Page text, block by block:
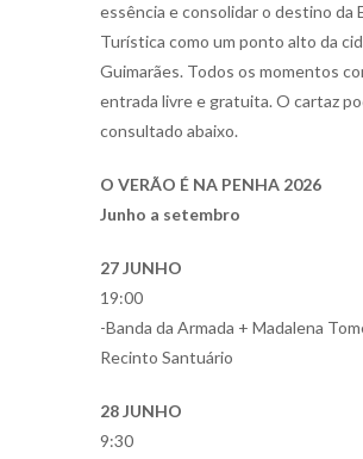
essência e consolidar o destino da
Turística como um ponto alto da
Guimarães. Todos os momentos
entrada livre e gratuita. O cartaz
consultado abaixo.
O VERÃO É NA PENHA 2026
Junho a setembro
27 JUNHO
19:00
-Banda da Armada + Madalena
Recinto Santuário
28 JUNHO
9:30